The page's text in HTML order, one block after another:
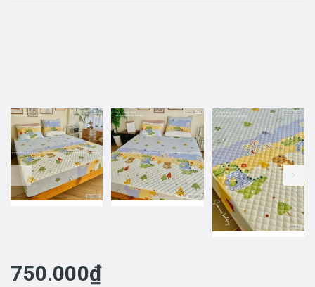
prev
750.000₫